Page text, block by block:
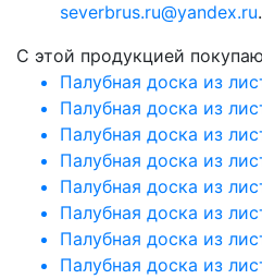
severbrus.ru@yandex.ru.
C этой продукцией
Палубная доска из
Палубная доска из
Палубная доска из
Палубная доска из
Палубная доска из
Палубная доска из
Палубная доска из
Палубная доска из